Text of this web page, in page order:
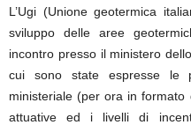
L’Ugi (Unione geotermica
sviluppo delle aree
incontro presso il ministero
cui sono state espresse le
ministeriale (per ora in
attuative ed i livelli di